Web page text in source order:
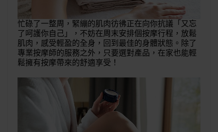
忙碌了一整周，緊繃的肌肉彷彿正在向你抗議「又忘
了呵護你自己」，不妨在周末安排個按摩行程，放鬆
肌肉，感受輕盈的全身，回到最佳的身體狀態。除了
專業按摩師的服務之外，只要選對產品，在家也能輕
鬆擁有按摩帶來的舒適享受！